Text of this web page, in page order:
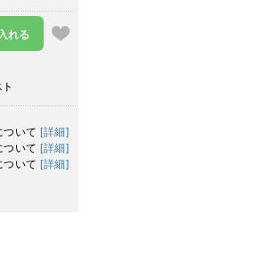
れる
ついて [詳細]
ついて [詳細]
ついて [詳細]